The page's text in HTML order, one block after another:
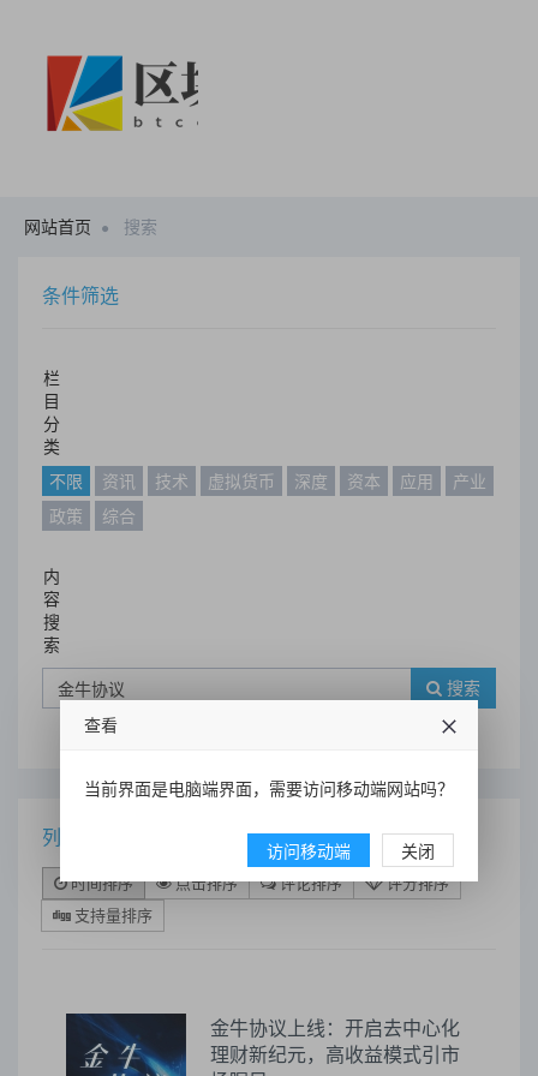
网站首页 搜索
条件筛选
栏
目
分
类
不限
资讯 技术 虚拟货币 深度 资本 应用
产业
政策
综合
内
容
搜
索
搜索
列表
时间排序 点击排序 评论排序
评分排序
支持量排序
金牛协议上线：开启去中心化
理财新纪元，高收益模式引市
查看
当前界面是电脑端界面，需要访问移动端网站吗？
访问移动端 关闭